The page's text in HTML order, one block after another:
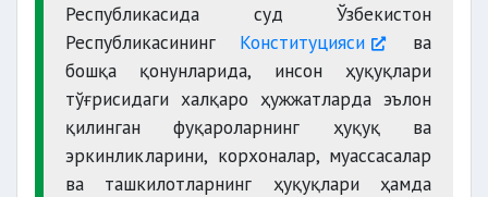
Республикасида суд Ўзбекистон
Республикасининг Конституцияси
ва
бошқа қонунларида, инсон ҳуқуқлари
тўғрисидаги халқаро ҳужжатларда эълон
қилинган фуқароларнинг ҳуқуқ ва
эркинликларини, корхоналар, муассасалар
ва ташкилотларнинг ҳуқуқлари ҳамда